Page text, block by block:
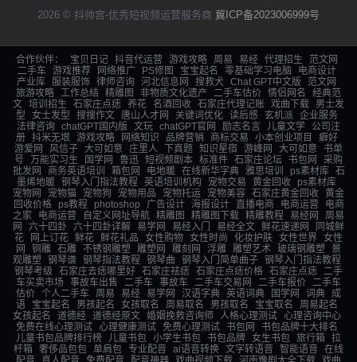
2026 © 抖帅宫-优秀短视频运营服务商 冀ICP备2023006999号
合作伙伴： 宝贝日记 抖音代运营 游戏攻略 周易 易经 代理招生
范文网
二手车
游戏推荐 网络推广 PS修图 宝宝起名 零基础学习电脑
电商设计
产业库
服装服饰 律师咨询 河北信息网 搜救犬 Chat GPT中文版
范文网
旅游攻略
工作总结 精雕图 非物质文化遗产 二手车估价 情侣网名
经典范
文 培训招生 石家庄点痣 养花 名酒回收 石家庄代理记账 戏曲下载
男士发
型
女士发型 搜搜作文 唐山人才网 关键词优化 读后感 玄机派
企业服务
法律咨询 chatGPT国内版 文玩 chatGPT官网 励志名言 儿童文学
公司注
册
抖米无垠 游戏攻略 网络知识 品牌营销 商标交易 小本创业项目
癖好
游爱网
风信子 大可如意 庄里人 下真题 知识星宿 游峰网 大可如意
书单
号
万能实习生 国学网 鲁迅 短视频剧本 标准件 石家庄论坛 书包网
采购
批发网
商务英语培训 箱包网 电地暖 在线新华字典 雅思培训 ps素材库
石
墨烯地暖 钢琴入门指法教程 英语培训机构 宠物交易 黄金回收
ps素材库
宠物网
宠物猫 宠物狗 宠物用品 宠物托运 宠物美容 石家庄黄金回收 黄金
回收价格
ps教程 photoshop 广告设计 海报设计 直播电商 电商运营
电商
之家
电商运营 自定义网址导航 精雕图 精雕图下载 精雕教程 易经网
周易
网
六十四卦 六十四卦详解 易学网 易经入门 易经全文 鲜花速递网
同城鲜
花
网上订花 鲜花 鲜花礼品 女性购物 女性时尚 化妆护肤 女性世界
女性
网
铜雕 石雕 不锈钢雕塑 雕塑网 雕刻网 浮雕 雕塑艺术 玻璃钢雕塑
景
观雕塑
钢琴谱 钢琴指法教程 钢琴曲 钢琴入门简单曲子
钢琴入门指法教程
钢琴考级
石家庄去痣哪里好 石家庄祛痣 石家庄点痣价格 石家庄点痣
二手
车买卖市场
事故车出售 二手车 事故车 二手车交易网 二手车报价
二手车
估价 个人二手车 周易 易经 易学网 汉语字典 英语词典 国学网 词典
成
语
宝宝起名 男孩起名 女孩取名 周易取名 男孩取名 宝宝取名
周易起名
女孩起名
道德经 道德经原文 婚姻挽救咨询师 人格心理测试
心理咨询中心
免费在线心理测试
心理健康测试 免费心理测试 书包网
书包品牌十大排名
儿童书包品牌排行榜
儿童书包 小学生书包 书包品牌 女生书包 旅行箱 拉
杆箱 奢侈品包包 单肩包 专业配音 ai语音转换 文字转语音 智能语音 在线